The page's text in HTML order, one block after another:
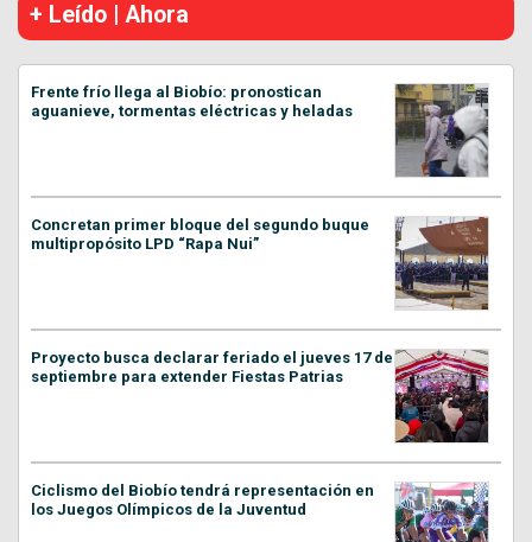
+ Leído | Ahora
Frente frío llega al Biobío: pronostican
aguanieve, tormentas eléctricas y heladas
Concretan primer bloque del segundo buque
multipropósito LPD “Rapa Nui”
Proyecto busca declarar feriado el jueves 17 de
septiembre para extender Fiestas Patrias
Ciclismo del Biobío tendrá representación en
los Juegos Olímpicos de la Juventud